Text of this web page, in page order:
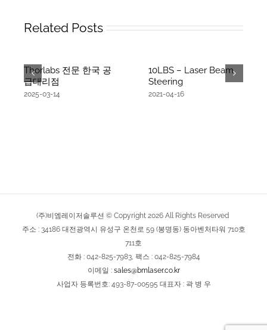
Related Posts
Thorlabs 전문 한국 공
급대리점
2025-03-14
10LBS – Laser Beam
Steering
2021-04-16
(주)비엠레이저솔루션 © Copyright 2026 All Rights Reserved
주소 : 34186 대전광역시 유성구 온천로 59 (봉명동) 동아벤처타워 710호
711호
전화 : 042-825-7983, 팩스 : 042-825-7984
이메일 : sales@bmlaser.co.kr
사업자 등록번호: 493-87-00595 대표자 : 곽 병 우